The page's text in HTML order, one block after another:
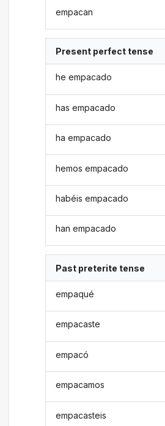
empacan
Present perfect tense
he empacado
has empacado
ha empacado
hemos empacado
habéis empacado
han empacado
Past preterite tense
empaqué
empacaste
empacó
empacamos
empacasteis